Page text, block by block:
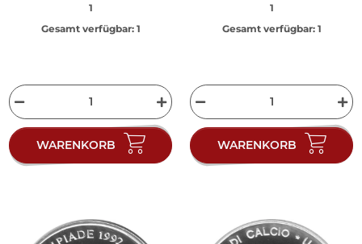
1
Gesamt verfügbar:1
WARENKORB
1
Gesamt verfügbar:1
WARENKORB